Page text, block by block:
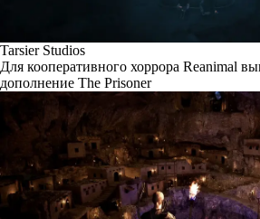
Tarsier Studios
Для кооперативного хоррора Reanimal
дополнение The Prisoner